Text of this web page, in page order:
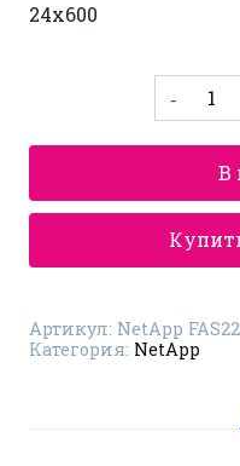
24x600
товара
Система
данных
NetApp
2
В
Артикул: NetApp
Категория: NetApp